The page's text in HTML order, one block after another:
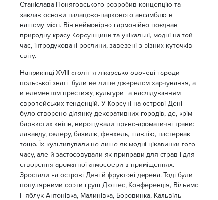
Станіслава Понятовського розробив концепцію та
заклав основи палацово-паркового ансамблю в
нашому місті. Він неймовірно гармонійно поєднав
природну красу Корсунщини та унікальні, модні на той
час, інтродуковані рослини, завезені з різних куточків
світу.
Наприкінці XVIII століття лікарсько-овочеві городи
польської знаті були не лише джерелом харчування, а
й елементом престижу, культури та наслідуванням
європейських тенденцій. У Корсуні на острові Дені
було створено ділянку декоративних городів, де, крім
барвистих квітів, вирощували пряно-ароматичні трави:
лаванду, селеру, базилік, фенхель, шавлію, пастернак
тощо. Їх культивували не лише як модні цікавинки того
часу, але й застосовували як приправи для страв і для
створення ароматної атмосфери в приміщеннях.
Зростали на острові Дені й фруктові дерева. Тоді були
популярними сорти груш Дюшес, Конференція, Вільямс
і яблук Антонівка, Малинівка, Боровинка, Кальвіль